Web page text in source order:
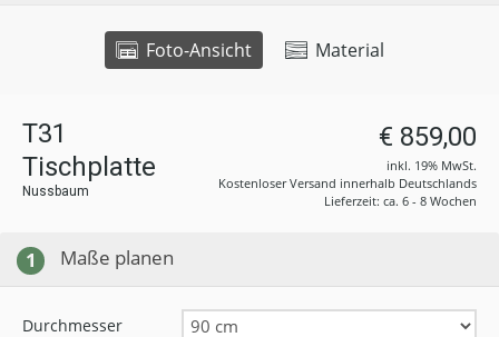
Foto-Ansicht Material
T31
Tischplatte
Nussbaum
€ 859,00
inkl. 19% MwSt.
Kostenloser Versand innerhalb Deutschlands
Lieferzeit: ca. 6 - 8 Wochen
1 Maße planen
Durchmesser